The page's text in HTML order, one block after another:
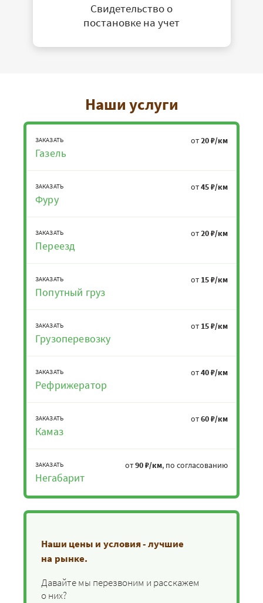
Свидетельство о
постановке на учет
Наши услуги
ЗАКАЗАТЬ
Газель
от20 ₽/км
ЗАКАЗАТЬ
Фуру
от45 ₽/км
ЗАКАЗАТЬ
Переезд
от20 ₽/км
ЗАКАЗАТЬ
Попутный груз
от 15 ₽/км
ЗАКАЗАТЬ
Грузоперевозку
от 15 ₽/км
ЗАКАЗАТЬ
Рефрижератор
от40 ₽/км
ЗАКАЗАТЬ
Камаз
от60 ₽/км
ЗАКАЗАТЬ
Негабарит
от90 ₽/км, по согласованию
Наши цены и условия - лучшие
на рынке.
Давайте мы перезвоним и расскажем
о них?